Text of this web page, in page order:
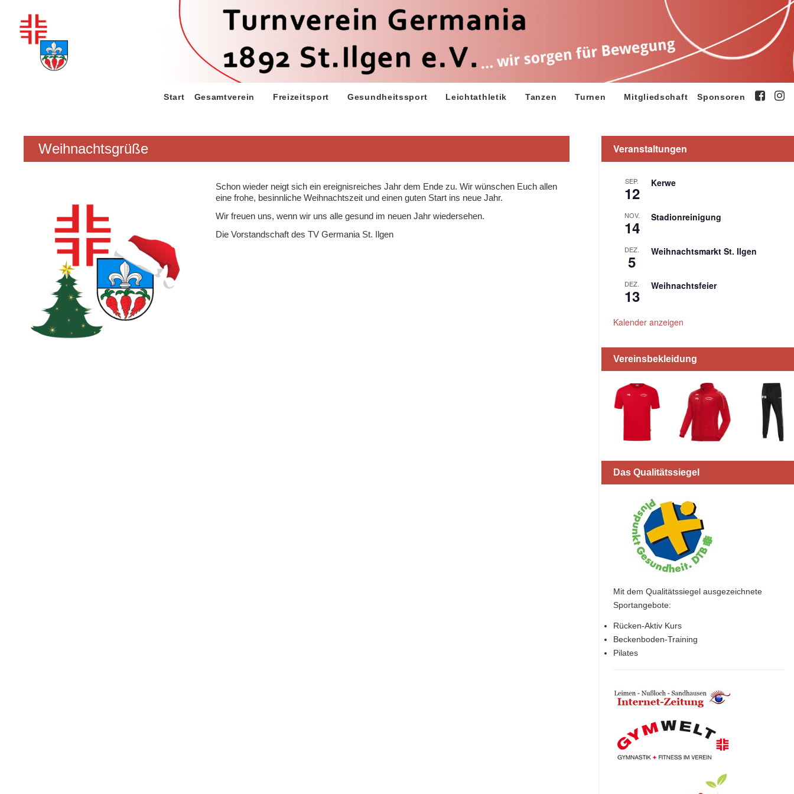
springen
Start Gesamtverein Freizeitsport Gesundheitssport Leichtathletik Tanzen Turnen Mitgliedschaft Sponsoren
Weihnachtsgrüße
Schon wieder neigt sich ein ereignisreiches Jahr dem Ende zu. Wir wünschen Euch allen
eine frohe, besinnliche Weihnachtszeit und einen guten Start ins neue Jahr.
Wir freuen uns, wenn wir uns alle gesund im neuen Jahr wiedersehen.
Die Vorstandschaft des TV Germania St. Ilgen
Veranstaltungen
SEP.
12
Kerwe
NOV.
14
Stadionreinigung
DEZ.
5
Weihnachtsmarkt St. Ilgen
DEZ.
13
Weihnachtsfeier
Kalender anzeigen
Vereinsbekleidung
Das Qualitätssiegel
Mit dem Qualitätssiegel ausgezeichnete
Sportangebote:
Rücken-Aktiv Kurs
Beckenboden-Training
Pilates